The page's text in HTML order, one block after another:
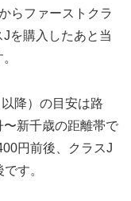
らファーストクラ
を購入したあと当
降）の目安は路
新千歳の距離帯で
円前後、クラスJ
す。